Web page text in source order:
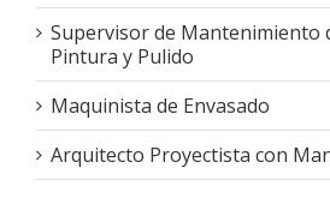
Supervisor de Mantenimiento
Pintura y Pulido
Maquinista de Envasado
Arquitecto Proyectista con